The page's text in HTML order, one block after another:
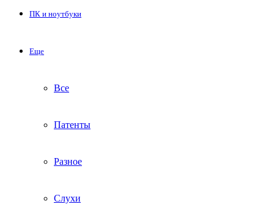
ПК и ноутбуки
Еще
Все
Патенты
Разное
Слухи